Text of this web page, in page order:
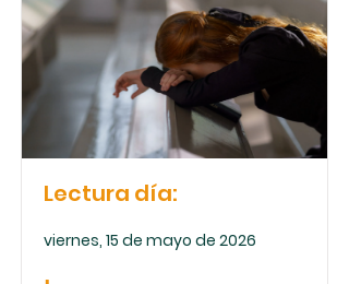
Lectura día:
viernes, 15 de mayo de 2026